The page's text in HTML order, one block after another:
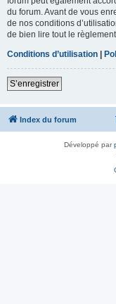
du forum. Avant de vous
de nos conditions
de bien lire tout le règlement
Conditions d’utilisation |
S’enregistrer
Index du forum
Développé par